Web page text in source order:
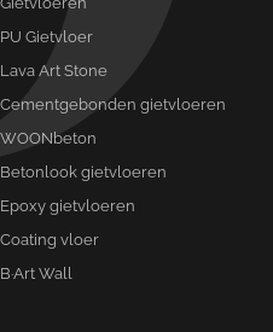
PU Gietvloer
Lava Art Stone
Cementgebonden gietvloeren
WOONbeton
Betonlook gietvloeren
Epoxy gietvloeren
Coating vloer
B·Art Wall